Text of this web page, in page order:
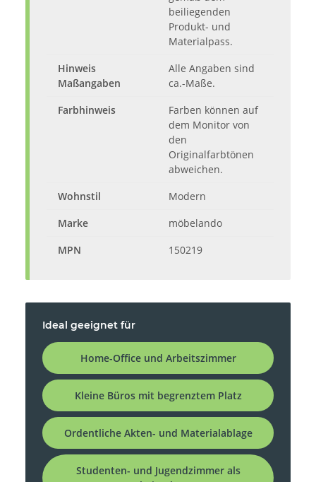
beiliegenden
Produkt- und
Materialpass.
Hinweis
Maßangaben
Alle Angaben sind
ca.-Maße.
Farbhinweis
Farben können auf
dem Monitor von
den
Originalfarbtönen
abweichen.
Wohnstil
Modern
Marke
möbelando
MPN
150219
Ideal geeignet für
Home-Office und Arbeitszimmer
Kleine Büros mit begrenztem Platz
Ordentliche Akten- und Materialablage
Studenten- und Jugendzimmer als